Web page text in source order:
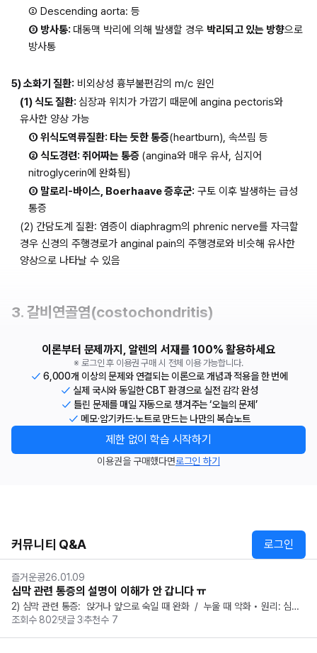
② Descending aorta: 등
③ 방사통: 대동맥 박리에 의해 발생할 경우 박리되고 있는 방향으로
방사통
5) 소화기 질환: 비외상성 흉부불편감의 m/c 원인
(1) 식도 질환: 심장과 위치가 가깝기 때문에 angina pectoris와
유사한 양상 가능
① 위식도역류질환: 타는 듯한 통증(heartburn), 속쓰림 등
② 식도경련: 쥐어짜는 통증 (angina와 매우 유사, 심지어
nitroglycerin에 완화됨)
③ 말로리-바이스, Boerhaave 증후군: 구토 이후 발생하는 급성
통증
(2) 간담도계 질환: 염증이 diaphragm의 phrenic nerve를 자극할
경우 신경의 주행경로가 anginal pain의 주행경로와 비슷해 유사한
양상으로 나타날 수 있음
3. 갈비연골염(costochondritis)
이론부터 문제까지, 알렌의 서재를 100% 활용하세요
※ 로그인 후 이용권 구매 시 전체 이용 가능합니다.
6,000개 이상의 문제와 연결되는 이론으로 개념과 적용을 한 번에
실제 국시와 동일한 CBT 환경으로 실전 감각 완성
틀린 문제를 매일 자동으로 챙겨주는 ‘오늘의 문제’
메모·암기카드·노트로 만드는 나만의 복습노트
제한 없이 학습 시작하기
이용권을 구매했다면로그인 하기
커뮤니티 Q&A 로그인
즐거운콩26.01.09
심막 관련 통증의 설명이 이해가 안 갑니다 ㅠ
2) 심막 관련 통증:  앉거나 앞으로 숙일 때 완화  /  누울 때 악화 • 원리: 심장
은 mediastinum에 고정되어 있고, 심장 앞 흉벽과의 거리가 멀어지면 심막
조회수 802댓글3추천수 7